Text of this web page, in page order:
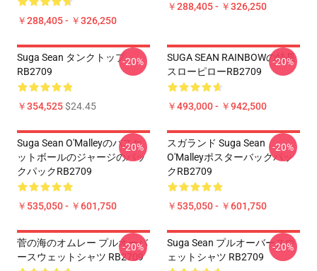
￥288,405 - ￥326,250
￥288,405 - ￥326,250
Suga Sean タンクトップ
RB2709
￥354,525$24.45
-20%
SUGA SEAN RAINBOWの特長
スローピローRB2709
￥493,000 - ￥942,500
-20%
Suga Sean O'Malleyのバスケ
ットボールのジャージのバッ
クパックRB2709
￥535,050 - ￥601,750
-20%
スガランド Suga Sean
O'Malleyポスターバックパッ
クRB2709
￥535,050 - ￥601,750
-20%
菅の海のオムレー プルオーバ
ースウェットシャツ RB2709
-20%
Suga Sean プルオーバースウ
ェットシャツ RB2709
-20%